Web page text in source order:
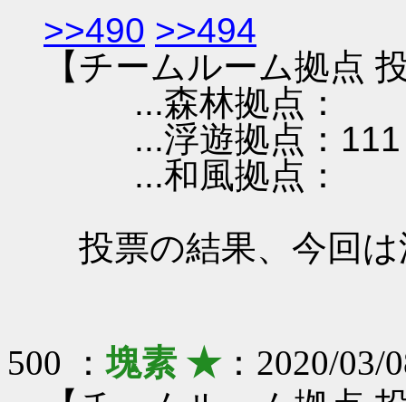
>>490 >>494
【チームルーム拠点
...森林拠点：
...浮遊拠点：111
...和風拠点：
投票の結果、今回
500 ：塊素 ★：2020/03/